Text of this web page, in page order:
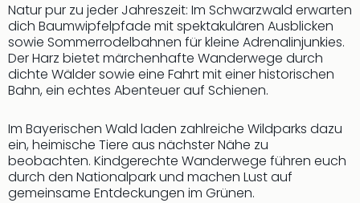
Natur pur zu jeder Jahreszeit: Im Schwarzwald erwarten
dich Baumwipfelpfade mit spektakulären Ausblicken
sowie Sommerrodelbahnen für kleine Adrenalinjunkies.
Der Harz bietet märchenhafte Wanderwege durch
dichte Wälder sowie eine Fahrt mit einer historischen
Bahn, ein echtes Abenteuer auf Schienen.
Im Bayerischen Wald laden zahlreiche Wildparks dazu
ein, heimische Tiere aus nächster Nähe zu
beobachten. Kindgerechte Wanderwege führen euch
durch den Nationalpark und machen Lust auf
gemeinsame Entdeckungen im Grünen.